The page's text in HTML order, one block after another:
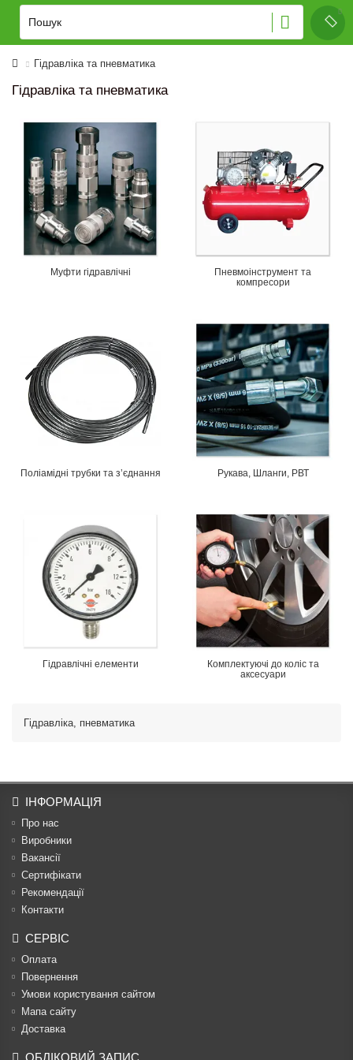
Гідравліка та пневматика
Гідравліка та пневматика
Муфти гідравлічні
Пневмоінструмент та
компресори
Поліамідні трубки та з’єднання Рукава, Шланги, РВТ
Гідравлічні елементи
Комплектуючі до коліс та
аксесуари
Гідравліка, пневматика
ІНФОРМАЦІЯ
Про нас
Виробники
Вакансії
Сертифікати
Рекомендації
Контакти
СЕРВІС
Оплата
Повернення
Умови користування сайтом
Мапа сайту
Доставка
ОБЛІКОВИЙ ЗАПИС